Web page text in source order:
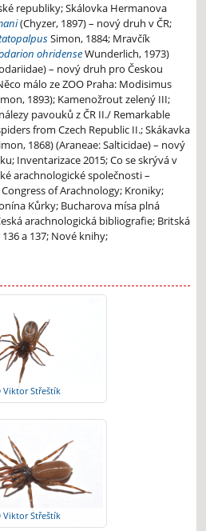
republiky; Skálovka Hermanova
(Chyzer, 1897) – nový druh v ČR;
Simon, 1884; Mravčík
ohridenseWunderlich, 1973)
– nový druh pro Českou
málo ze ZOO Praha: Modisimus
1893); Kamenožrout zelený III;
pavouků z ČR II./ Remarkable
from Czech Republic II.; Skákavka
1868) (Araneae: Salticidae) – nový
Inventarizace 2015; Co se skrývá v
arachnologické společnosti –
of Arachnology; Kroniky;
Kůrky; Bucharova mísa plná
arachnologická bibliografie; Britská
a 137; Nové knihy;
Střeštík
Střeštík